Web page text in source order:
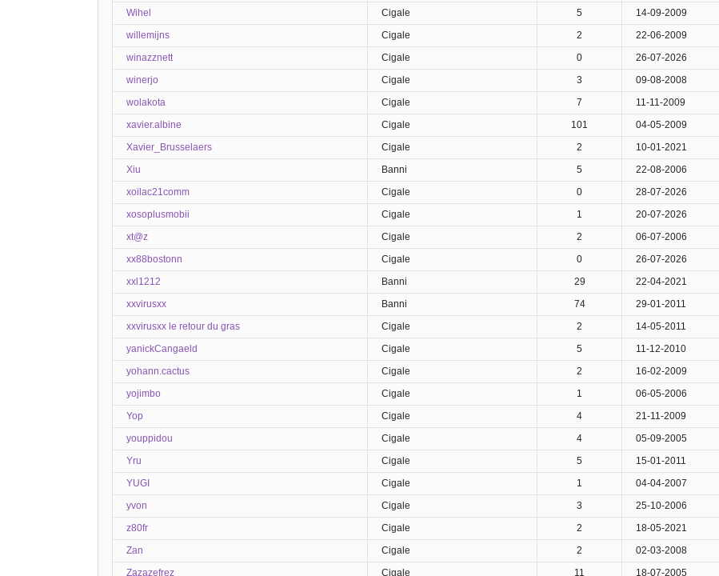
Wihel
Cigale 5
14-09-2009
willemijns
Cigale 2
22-06-2009
winazznett
Cigale 0
26-07-2026
winerjo
Cigale 3
09-08-2008
wolakota
Cigale 7
11-11-2009
xavier.albine
Cigale 101
04-05-2009
Xavier_Brusselaers
Cigale 2
10-01-2021
Xiu
Banni 5
22-08-2006
xoilac21comm
Cigale 0
28-07-2026
xosoplusmobii
Cigale 1
20-07-2026
xt@z
Cigale 2
06-07-2006
xx88bostonn
Cigale 0
26-07-2026
xxl1212
Banni 29
22-04-2021
xxvirusxx
Banni 74
29-01-2011
xxvirusxx le retour du gras
Cigale 2
14-05-2011
yanickCangaeld
Cigale 5
11-12-2010
yohann.cactus
Cigale 2
16-02-2009
yojimbo
Cigale 1
06-05-2006
Yop
Cigale 4
21-11-2009
youppidou
Cigale 4
05-09-2005
Yru
Cigale 5
15-01-2011
YUGI
Cigale 1
04-04-2007
yvon
Cigale 3
25-10-2006
z80fr
Cigale 2
18-05-2021
Zan
Cigale 2
02-03-2008
Zazazefrez
Cigale 11 18-07-2005